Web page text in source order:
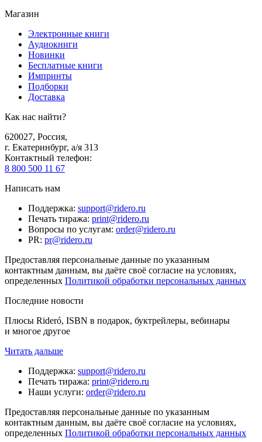
Магазин
Электронные книги
Аудиокниги
Новинки
Бесплатные книги
Импринты
Подборки
Доставка
Как нас найти?
620027, Россия,
г. Екатеринбург, а/я 313
Контактный телефон:
8 800 500 11 67
Написать нам
Поддержка: support@ridero.ru
Печать тиража: print@ridero.ru
Вопросы по услугам: order@ridero.ru
PR: pr@ridero.ru
Предоставляя персональные данные по указанным
контактным данным, вы даёте своё согласие на условиях,
определенных Политикой обработки персональных данных
Последние новости
Плюсы Rideró, ISBN в подарок, буктрейлеры, вебинары
и многое другое
Читать дальше
Поддержка: support@ridero.ru
Печать тиража: print@ridero.ru
Наши услуги: order@ridero.ru
Предоставляя персональные данные по указанным
контактным данным, вы даёте своё согласие на условиях,
определенных Политикой обработки персональных данных